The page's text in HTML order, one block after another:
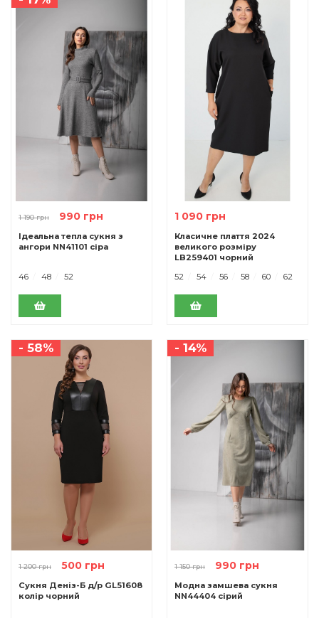
1 190 грн 990 грн
Ідеальна тепла сукня з
ангори NN41101 сіра
46 48 52
1 090 грн
Класичне плаття 2024
великого розміру
LB259401 чорний
52
54 56 58 60 62
- 58%
1 200 грн 500 грн
Сукня Деніз-Б д/р GL51608
колір чорний
- 14%
1 150 грн 990 грн
Модна замшева сукня
NN44404 сірий